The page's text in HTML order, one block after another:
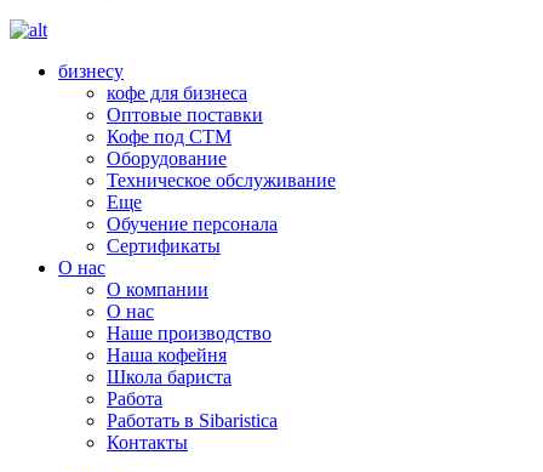
бизнесу
кофе для бизнеса
Оптовые поставки
Кофе под СТМ
Оборудование
Техническое обслуживание
Еще
Обучение персонала
Сертификаты
О нас
O компании
О нас
Наше производство
Наша кофейня
Школа бариста
Работа
Работать в Sibaristica
Контакты